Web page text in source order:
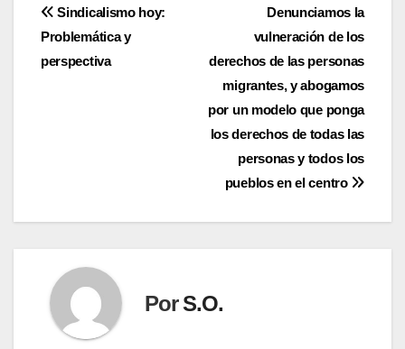
Navegación
de
Denunciamos la
vulneración de los
derechos de las personas
migrantes, y abogamos
por un modelo que ponga
los derechos de todas las
personas y todos los
pueblos en el centro
Sindicalismo hoy:
Problemática y
perspectiva
PorS.O.